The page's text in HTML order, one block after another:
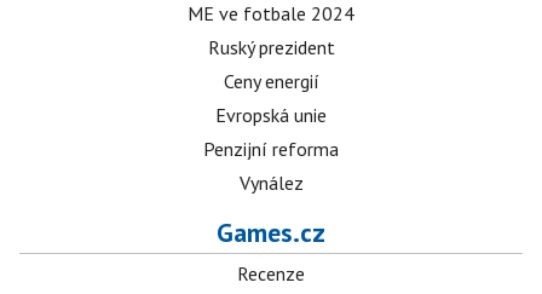
ME ve fotbale 2024
Ruský prezident
Ceny energií
Evropská unie
Penzijní reforma
Vynález
Games.cz
Recenze